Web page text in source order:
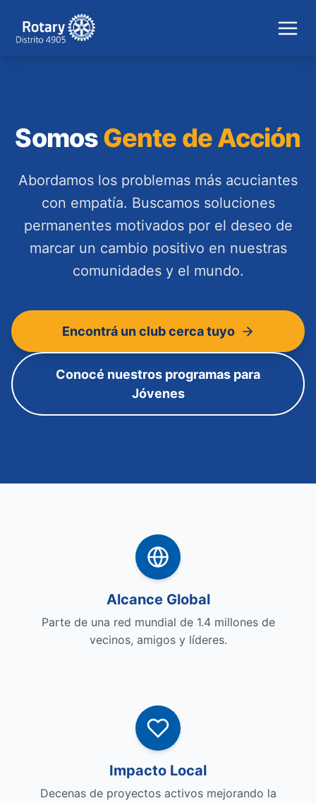
SomosGente de Acción
Abordamos los problemas más acuciantes
con empatía. Buscamos soluciones
permanentes motivados por el deseo de
marcar un cambio positivo en nuestras
comunidades y el mundo.
Encontrá un club cerca tuyo
Conocé nuestros programas para
Jóvenes
Alcance Global
Parte de una red mundial de 1.4 millones de
vecinos, amigos y líderes.
Impacto Local
Decenas de proyectos activos mejorando la